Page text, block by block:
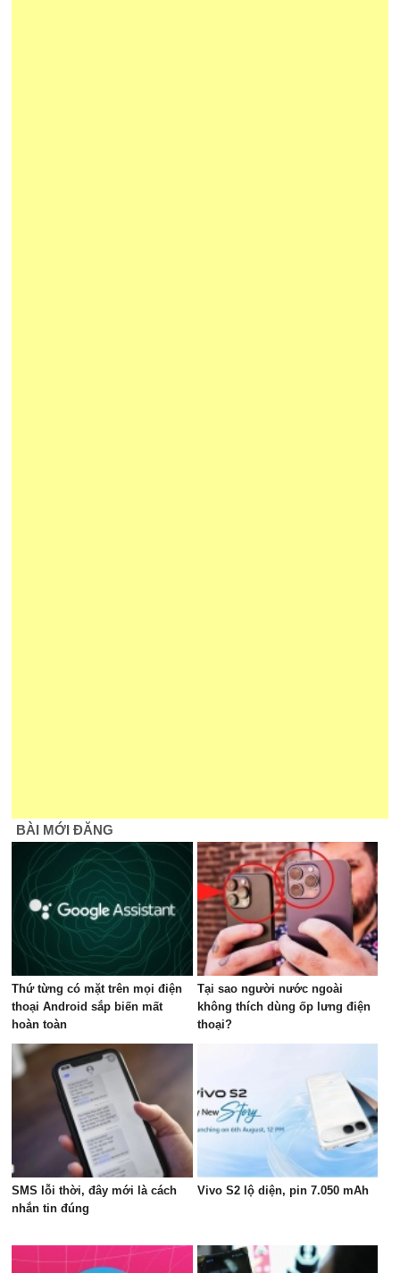
BÀI MỚI ĐĂNG
Thứ từng có mặt trên mọi điện
thoại Android sắp biến mất
hoàn toàn
Tại sao người nước ngoài
không thích dùng ốp lưng điện
thoại?
SMS lỗi thời, đây mới là cách
nhắn tin đúng
Vivo S2 lộ diện, pin 7.050 mAh